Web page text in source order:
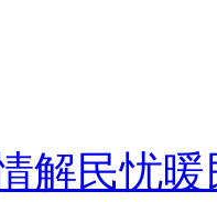
解民忧